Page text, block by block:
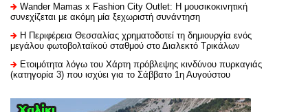
Wander Mamas x Fashion City Outlet: Η μουσικοκινητική
συνεχίζεται με ακόμη μία ξεχωριστή συνάντηση
H Περιφέρεια Θεσσαλίας χρηματοδοτεί τη δημιουργία ενός
μεγάλου φωτοβολταϊκού σταθμού στο Διαλεκτό Τρικάλων
Ετοιμότητα λόγω του Χάρτη πρόβλεψης κινδύνου πυρκαγιάς
(κατηγορία 3) που ισχύει για το Σάββατο 1η Αυγούστου